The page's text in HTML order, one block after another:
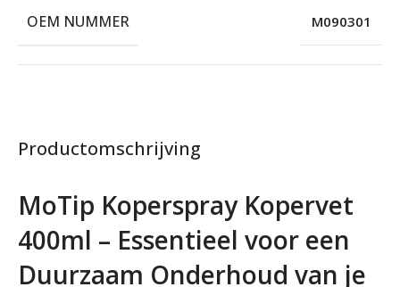
Productomschrijving
MoTip Koperspray Kopervet
400ml – Essentieel voor een
Duurzaam Onderhoud van je
OEM NUMMER M090301